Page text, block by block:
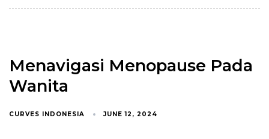
Menavigasi Menopause Pada
Wanita
CURVES INDONESIA JUNE 12, 2024